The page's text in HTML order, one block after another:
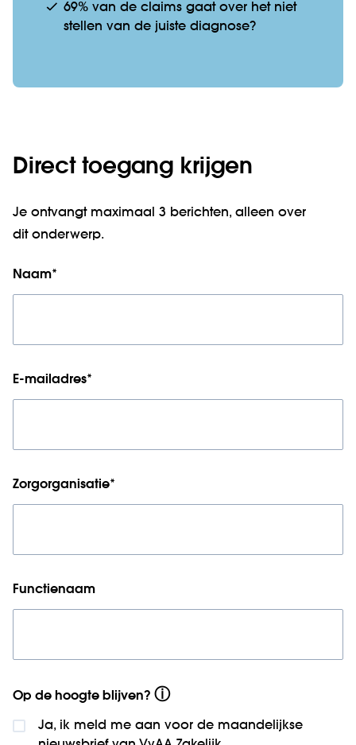
69% van de claims gaat over het niet
stellen van de juiste diagnose?
Direct toegang krijgen
Je ontvangt maximaal 3 berichten, alleen over
dit onderwerp.
Naam*
E-mailadres*
Zorgorganisatie*
Functienaam
Op de hoogte blijven? ⓘ
Ja, ik meld me aan voor de maandelijkse